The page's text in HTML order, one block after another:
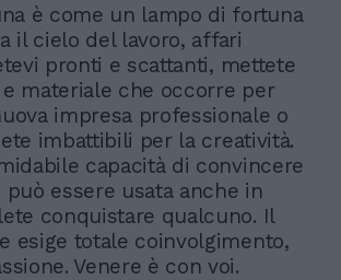
è come un lampo di fortuna
il cielo del lavoro, affari
pronti e scattanti, mettete
materiale che occorre per
impresa professionale o
imbattibili per la creatività.
capacità di convincere
essere usata anche in
conquistare qualcuno. Il
esige totale coinvolgimento,
Venere è con voi.